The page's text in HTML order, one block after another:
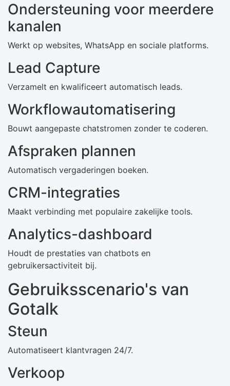
Ondersteuning voor meerdere
kanalen
Werkt op websites, WhatsApp en sociale platforms.
Lead Capture
Verzamelt en kwalificeert automatisch leads.
Workflowautomatisering
Bouwt aangepaste chatstromen zonder te coderen.
Afspraken plannen
Automatisch vergaderingen boeken.
CRM-integraties
Maakt verbinding met populaire zakelijke tools.
Analytics-dashboard
Houdt de prestaties van chatbots en
gebruikersactiviteit bij.
Gebruiksscenario's van
Gotalk
Steun
Automatiseert klantvragen 24/7.
Verkoop